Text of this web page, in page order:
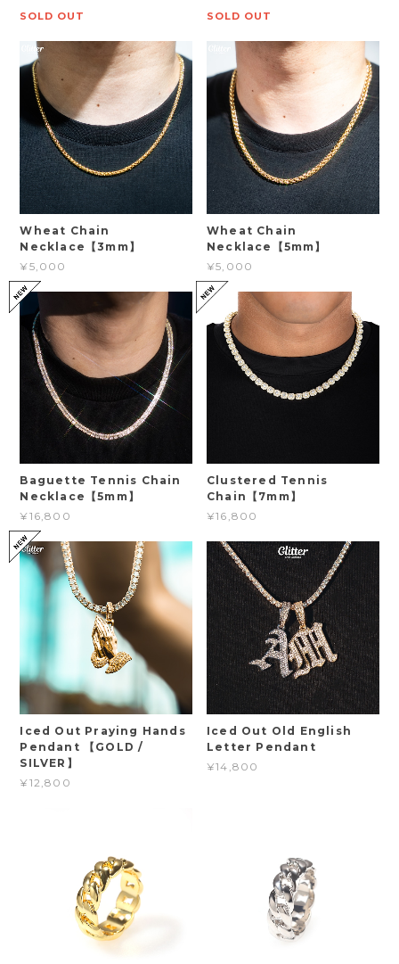
SOLD OUT SOLD OUT
Wheat Chain
Necklace【3mm】
¥5,000
Wheat Chain
Necklace【5mm】
¥5,000
Baguette Tennis Chain
Necklace【5mm】
¥16,800
Clustered Tennis
Chain【7mm】
¥16,800
Iced Out Praying Hands
Pendant 【GOLD /
SILVER】
¥12,800
Iced Out Old English
Letter Pendant
¥14,800